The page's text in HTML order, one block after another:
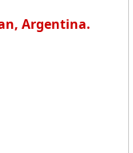
Argentina.